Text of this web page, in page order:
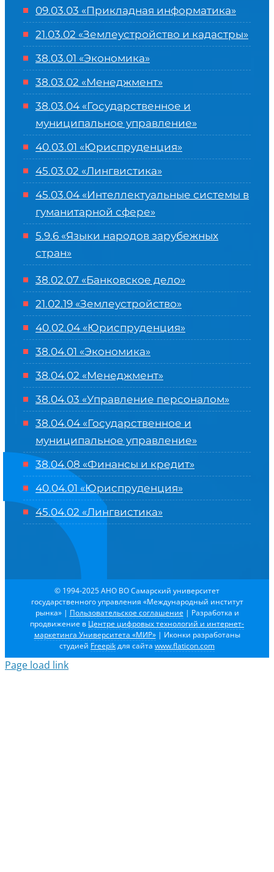
09.03.03 «Прикладная информатика»
21.03.02 «Землеустройство и кадастры»
38.03.01 «Экономика»
38.03.02 «Менеджмент»
38.03.04 «Государственное и
муниципальное управление»
40.03.01 «Юриспруденция»
45.03.02 «Лингвистика»
45.03.04 «Интеллектуальные системы в
гуманитарной сфере»
5.9.6 «Языки народов зарубежных
стран»
38.02.07 «Банковское дело»
21.02.19 «Землеустройство»
40.02.04 «Юриспруденция»
38.04.01 «Экономика»
38.04.02 «Менеджмент»
38.04.03 «Управление персоналом»
38.04.04 «Государственное и
муниципальное управление»
38.04.08 «Финансы и кредит»
40.04.01 «Юриспруденция»
45.04.02 «Лингвистика»
© 1994-2025 АНО ВО Самарский университет
государственного управления «Международный институт
рынка» | Пользовательское соглашение | Разработка и
продвижение в Центре цифровых технологий и интернет-
маркетинга Университета «МИР»| Иконки разработаны
студией Freepikдля сайта www.flaticon.com
Page load link